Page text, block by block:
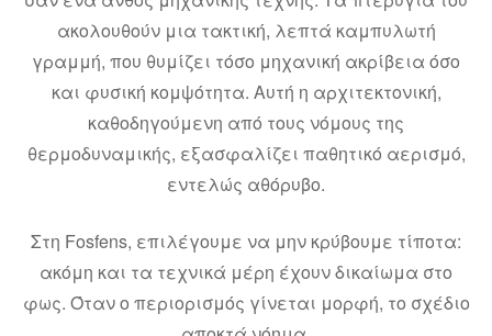
ακολουθούν μια τακτική, λεπτά καμπυλωτή
γραμμή, που θυμίζει τόσο μηχανική ακρίβεια όσο
και φυσική κομψότητα. Αυτή η αρχιτεκτονική,
καθοδηγούμενη από τους νόμους της
θερμοδυναμικής, εξασφαλίζει παθητικό αερισμό,
εντελώς αθόρυβο.
Στη Fosfens, επιλέγουμε να μην κρύβουμε τίποτα:
ακόμη και τα τεχνικά μέρη έχουν δικαίωμα στο
φως. Όταν ο περιορισμός γίνεται μορφή, το σχέδιο